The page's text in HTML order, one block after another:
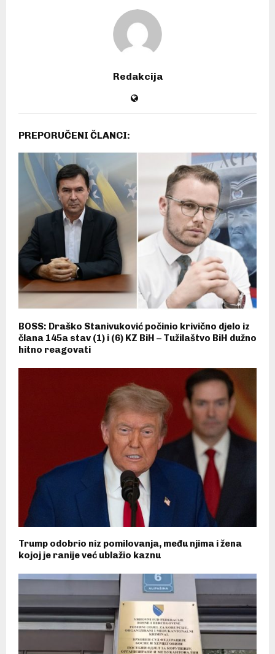
Redakcija
PREPORUČENI ČLANCI:
BOSS: Draško Stanivuković počinio krivično djelo iz
člana 145a stav (1) i (6) KZ BiH – Tužilaštvo BiH dužno
hitno reagovati
Trump odobrio niz pomilovanja, među njima i žena
kojoj je ranije već ublažio kaznu